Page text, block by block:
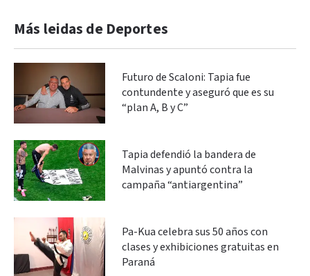
Más leidas de Deportes
Futuro de Scaloni: Tapia fue
contundente y aseguró que es su
“plan A, B y C”
Tapia defendió la bandera de
Malvinas y apuntó contra la
campaña “antiargentina”
Pa-Kua celebra sus 50 años con
clases y exhibiciones gratuitas en
Paraná